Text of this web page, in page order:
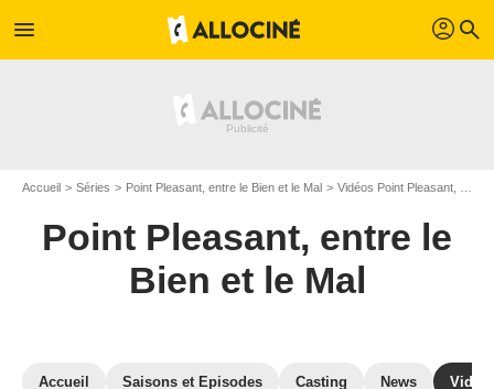
menu profil search
Accueil Séries Point Pleasant, entre le Bien et le Mal Vidéos Point Pleasant, entre le Bien et le Mal
Point Pleasant, entre le
Bien et le Mal
Accueil Saisons et Episodes Casting News